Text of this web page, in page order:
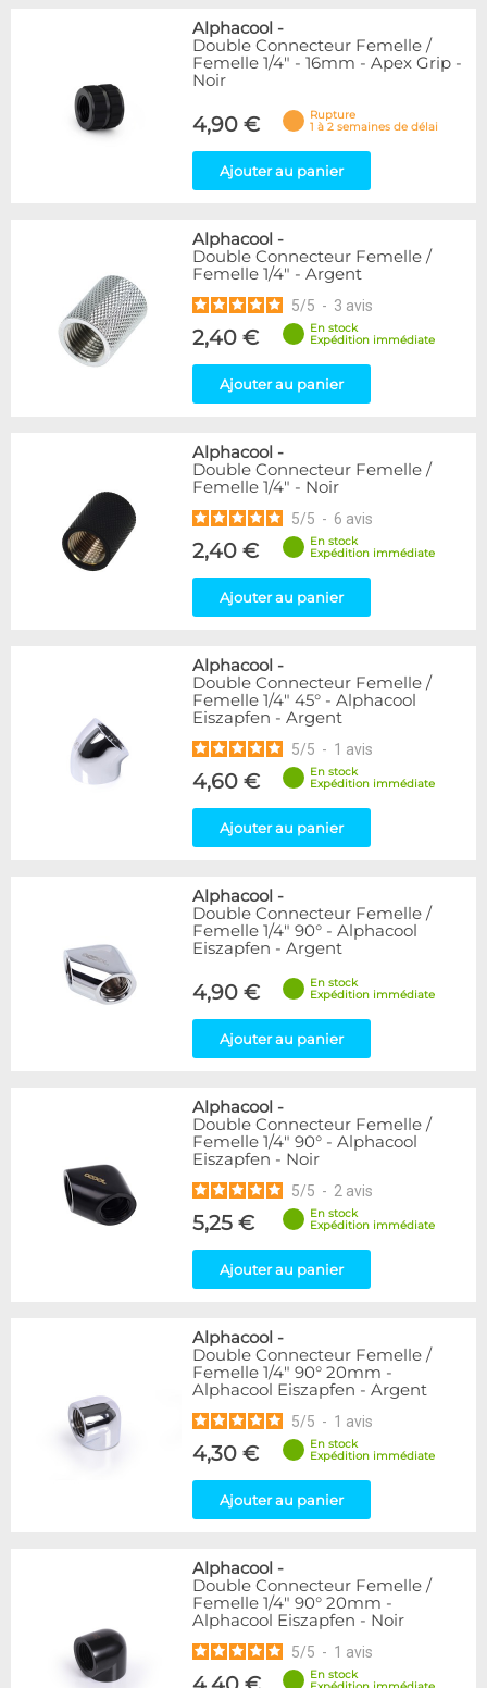
Alphacool -
Double Connecteur Femelle /
Femelle 1/4" - 16mm - Apex Grip -
Noir
4,90 €
Rupture
1 à 2 semaines de délai
Ajouter au panier
Alphacool -
Double Connecteur Femelle /
Femelle 1/4" - Argent
5/5 - 3 avis
2,40 €
En stock
Expédition immédiate
Ajouter au panier
Alphacool -
Double Connecteur Femelle /
Femelle 1/4" - Noir
5/5 - 6 avis
2,40 €
En stock
Expédition immédiate
Ajouter au panier
Alphacool -
Double Connecteur Femelle /
Femelle 1/4" 45° - Alphacool
Eiszapfen - Argent
5/5 - 1 avis
4,60 €
En stock
Expédition immédiate
Ajouter au panier
Alphacool -
Double Connecteur Femelle /
Femelle 1/4" 90° - Alphacool
Eiszapfen - Argent
4,90 €
En stock
Expédition immédiate
Ajouter au panier
Alphacool -
Double Connecteur Femelle /
Femelle 1/4" 90° - Alphacool
Eiszapfen - Noir
5/5 - 2 avis
5,25 €
En stock
Expédition immédiate
Ajouter au panier
Alphacool -
Double Connecteur Femelle /
Femelle 1/4" 90° 20mm -
Alphacool Eiszapfen - Argent
5/5 - 1 avis
4,30 €
En stock
Expédition immédiate
Ajouter au panier
Alphacool -
Double Connecteur Femelle /
Femelle 1/4" 90° 20mm -
Alphacool Eiszapfen - Noir
5/5 - 1 avis
En stock